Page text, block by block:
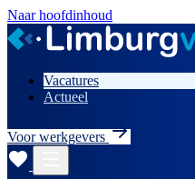
Naar hoofdinhoud
Vacatures
Actueel
Voor werkgevers